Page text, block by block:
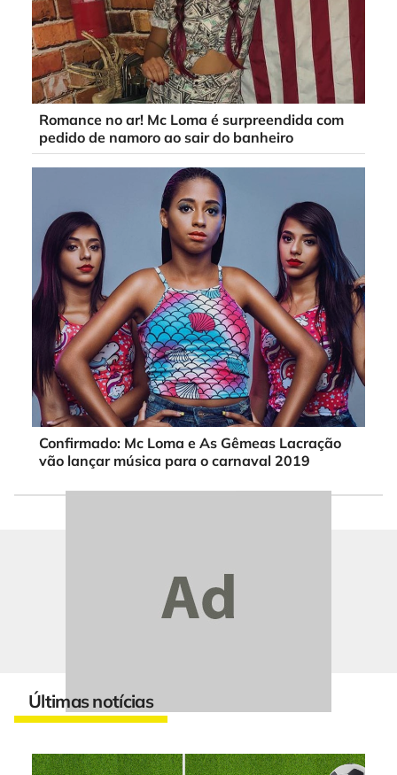
Romance no ar! Mc Loma é surpreendida com
pedido de namoro ao sair do banheiro
Confirmado: Mc Loma e As Gêmeas Lacração
vão lançar música para o carnaval 2019
Últimas notícias